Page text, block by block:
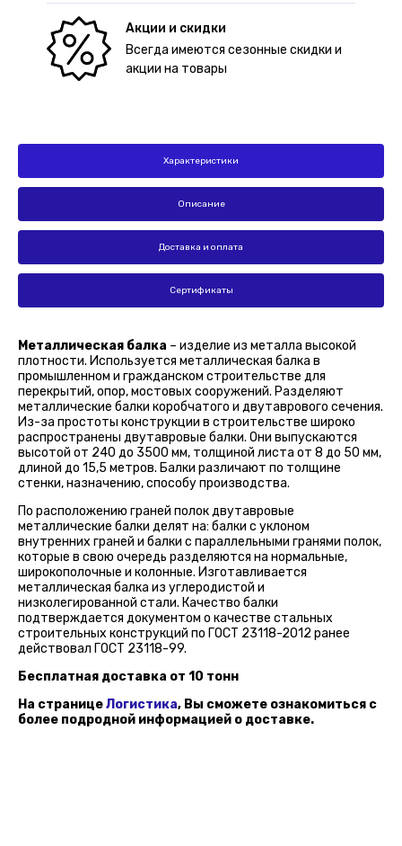
Акции и скидки
Всегда имеются сезонные скидки и
акции на товары
Характеристики
Описание
Доставка и оплата
Сертификаты
Металлическая балка – изделие из металла высокой
плотности. Используется металлическая балка в
промышленном и гражданском строительстве для
перекрытий, опор, мостовых сооружений. Разделяют
металлические балки коробчатого и двутаврового сечения.
Из-за простоты конструкции в строительстве широко
распространены двутавровые балки. Они выпускаются
высотой от 240 до 3500 мм, толщиной листа от 8 до 50 мм,
длиной до 15,5 метров. Балки различают по толщине
стенки, назначению, способу производства.
По расположению граней полок двутавровые
металлические балки делят на: балки с уклоном
внутренних граней и балки с параллельными гранями полок,
которые в свою очередь разделяются на нормальные,
широкополочные и колонные. Изготавливается
металлическая балка из углеродистой и
низколегированной стали. Качество балки
подтверждается документом о качестве стальных
строительных конструкций по ГОСТ 23118-2012 ранее
действовал ГОСТ 23118-99.
Бесплатная доставка от 10 тонн
На страницеЛогистика, Вы сможете ознакомиться с
более подродной информацией о доставке.